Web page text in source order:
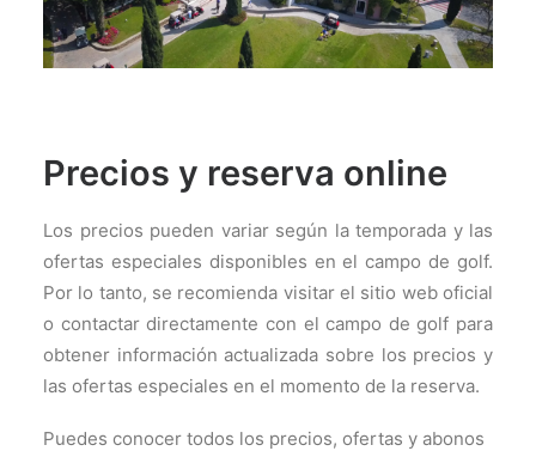
Precios y reserva online
Los precios pueden variar según la temporada y las
ofertas especiales disponibles en el campo de golf.
Por lo tanto, se recomienda visitar el sitio web oficial
o contactar directamente con el campo de golf para
obtener información actualizada sobre los precios y
las ofertas especiales en el momento de la reserva.
Puedes conocer todos los precios, ofertas y abonos